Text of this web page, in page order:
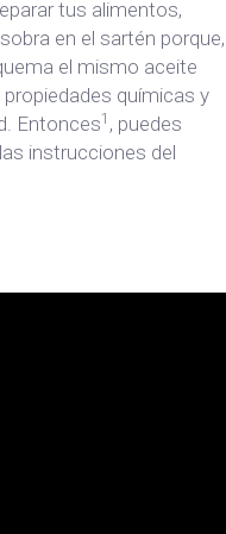
tus alimentos,
en el sartén porque,
el mismo aceite
químicas y
Entonces1 , puedes
instrucciones del